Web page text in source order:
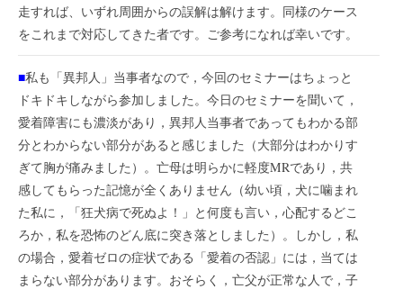
走すれば、いずれ周囲からの誤解は解けます。同様のケース
をこれまで対応してきた者です。ご参考になれば幸いです。
■私も「異邦人」当事者なので，今回のセミナーはちょっと
ドキドキしながら参加しました。今日のセミナーを聞いて，
愛着障害にも濃淡があり，異邦人当事者であってもわかる部
分とわからない部分があると感じました（大部分はわかりす
ぎて胸が痛みました）。亡母は明らかに軽度MRであり，共
感してもらった記憶が全くありません（幼い頃，犬に噛まれ
た私に，「狂犬病で死ぬよ！」と何度も言い，心配するどこ
ろか，私を恐怖のどん底に突き落としました）。しかし，私
の場合，愛着ゼロの症状である「愛着の否認」には，当ては
まらない部分があります。おそらく，亡父が正常な人で，子